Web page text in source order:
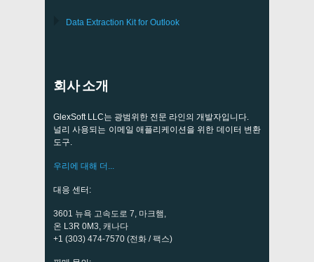
Data Extraction Kit for Outlook
회사 소개
GlexSoft LLC는 광범위한 전문 라인의 개발자입니다.
널리 사용되는 이메일 애플리케이션을 위한 데이터 변환
도구.
우리에 대해 더...
대응 센터:
3601 뉴욕 고속도로 7, 마크햄,
온 L3R 0M3, 캐나다
+1 (303) 474-7570 (전화 / 팩스)